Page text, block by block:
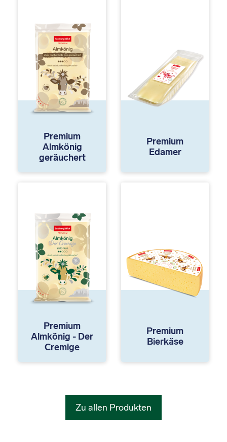
Premium
Almkönig
geräuchert
Premium
Edamer
Premium
Almkönig - Der
Cremige
Premium
Bierkäse
Zu allen Produkten